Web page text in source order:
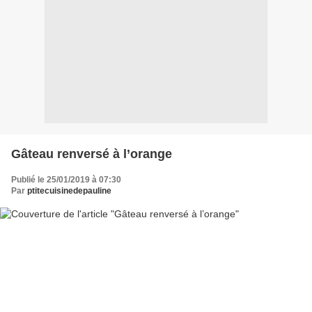
Gâteau renversé à l’orange
Publié le 25/01/2019 à 07:30
Par ptitecuisinedepauline